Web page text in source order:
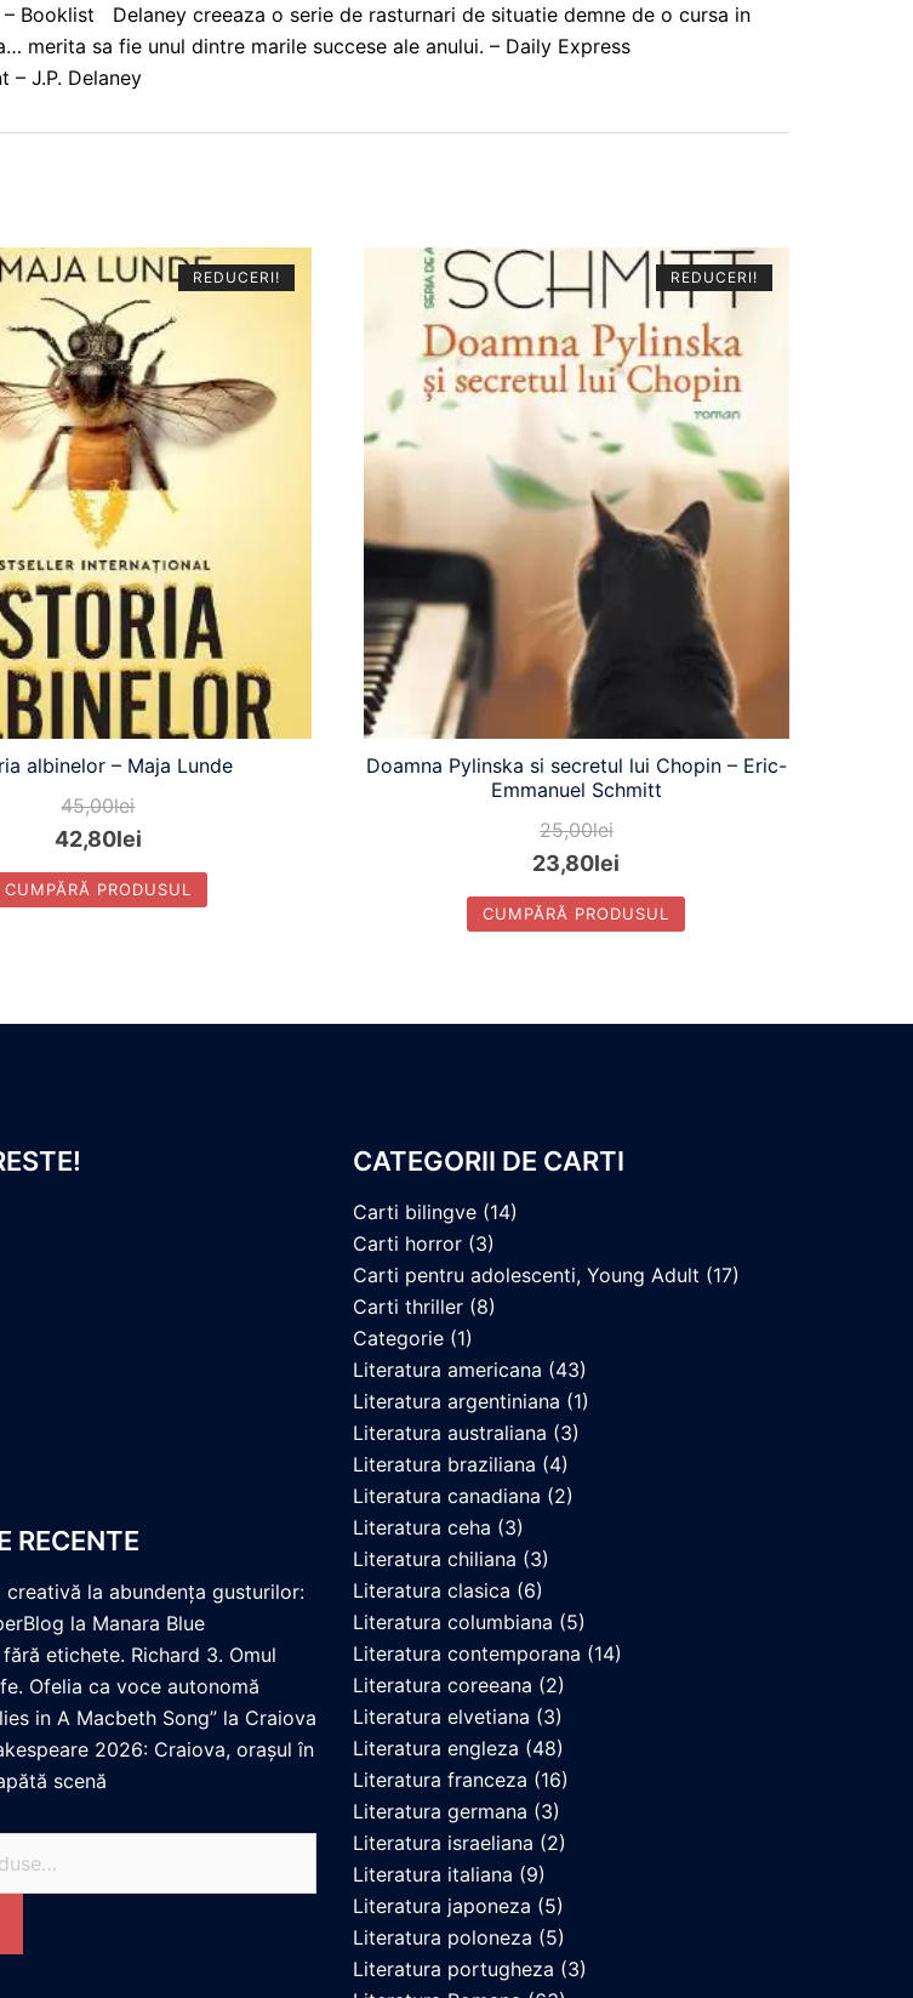
Booklist Delaney creeaza o serie de rasturnari de situatie demne de o cursa in
merita sa fie unul dintre marile succese ale anului. – Daily Express
– J.P. Delaney
REDUCERI!
albinelor – Maja Lunde
45,00lei
42,80lei
CUMPĂRĂ PRODUSUL
REDUCERI!
Doamna Pylinska si secretul lui Chopin – Eric-
Emmanuel Schmitt
25,00lei
23,80lei
CUMPĂRĂ PRODUSUL
RECENTE
creativă la abundența gusturilor:
la Manara Blue
etichete. Richard 3. Omul
Ofelia ca voce autonomă
in A Macbeth Song” la Craiova
2026: Craiova, orașul în
scenă
CATEGORII DE CARTI
Carti bilingve (14)
Carti horror (3)
Carti pentru adolescenti, Young Adult (17)
Carti thriller (8)
Categorie (1)
Literatura americana (43)
Literatura argentiniana (1)
Literatura australiana (3)
Literatura braziliana (4)
Literatura canadiana (2)
Literatura ceha (3)
Literatura chiliana (3)
Literatura clasica (6)
Literatura columbiana (5)
Literatura contemporana (14)
Literatura coreeana (2)
Literatura elvetiana (3)
Literatura engleza (48)
Literatura franceza (16)
Literatura germana (3)
Literatura israeliana (2)
Literatura italiana (9)
Literatura japoneza (5)
Literatura poloneza (5)
Literatura portugheza (3)